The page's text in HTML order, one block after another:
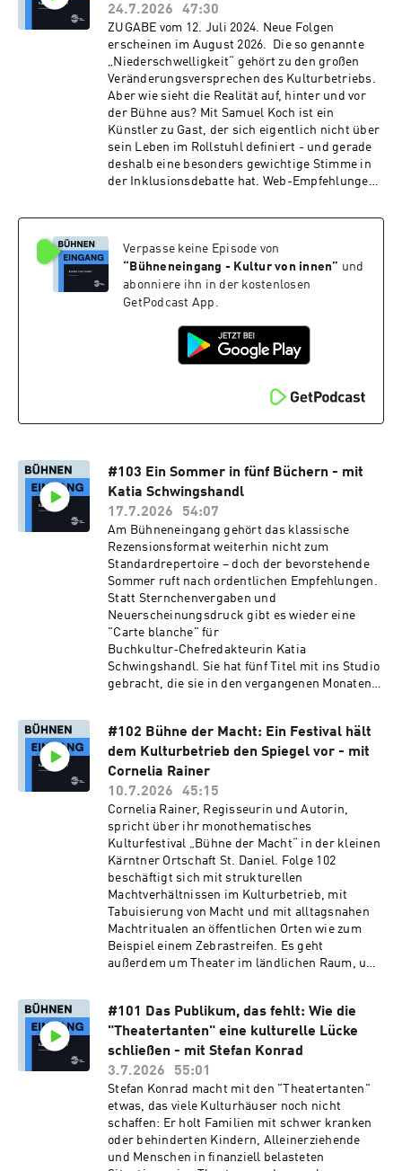
zur aktuellen Folge: Der YouTube-Kanal von
Christine Bauer-Jelinek Sie können den
Podcast "Bühneneingang" mit einer Steady-
Mitgliedschaft unterstützen.Sie haben eine
spannende Geschichte aus dem Inneren des
Kulturbetriebs? Wir freuen uns über Mails an
treffpunkt@buehneneingang.at. Alle
Nachrichten werden streng vertraulich
behandelt.Sie wollen Podcast-Werbung
buchen? Wenden Sie sich einfach an:
office@missing-
Media & Culture KvI FlexCoFirmenbuch-Nr:
679097yFirmenbuchgericht: Handelsgericht
WienBloch-Bauer-Promenade 24A-1100
WienMail:
Vermarktung: Missing Link Media
GmbHFirmenbuch-Nr:
506114kFirmenbuchgericht: Handelsgericht
24.7.2026
47:30
ZUGABE vom 12. Juli 2024. Neue Folgen
erscheinen im August 2026. Die so genannte
„Niederschwelligkeit“ gehört zu den großen
Veränderungsversprechen des Kulturbetriebs.
Aber wie sieht die Realität auf, hinter und vor
der Bühne aus? Mit Samuel Koch ist ein
Künstler zu Gast, der sich eigentlich nicht über
sein Leben im Rollstuhl definiert - und gerade
deshalb eine besonders gewichtige Stimme in
der Inklusionsdebatte hat. Web-Empfehlungen
Samuel Koch Sie können den Podcast
Mitgliedschaft unterstützen.Sie haben eine
spannende Geschichte aus dem Inneren des
Kulturbetriebs? Wir freuen uns über Mails an
treffpunkt@buehneneingang.at. Alle
behandelt.Sie wollen Podcast-Werbung
buchen? Wenden Sie sich einfach an:
link.mediaImpressumBühneneingang - Kultur
von innnenHerausgeber:Fabian
BursteinMedieninhaberin:Bühneneingang
WienBloch-Bauer-Promenade 24A-1100
WienMail:
treffpunkt@buehneneingang.atProduktion &
Vermarktung: Missing Link Media
GmbHFirmenbuch-Nr:
506114kFirmenbuchgericht: Handelsgericht
WienBelvederegasse 40/27A-1040 WienE-Mail:
office@missing-link.media
Verpasse keine Episode von
“ Bühneneingang - Kultur von innen” und
abonniere ihn in der kostenlosen
GetPodcast App.
#103 Ein Sommer in fünf Büchern - mit
Katia Schwingshandl
17.7.2026
54:07
Am Bühneneingang gehört das klassische
Rezensionsformat weiterhin nicht zum
Standardrepertoire – doch der bevorstehende
Sommer ruft nach ordentlichen Empfehlungen.
Statt Sternchenvergaben und
Neuerscheinungsdruck gibt es wieder eine
"Carte blanche" für
Buchkultur‑Chefredakteurin Katia
Schwingshandl. Sie hat fünf Titel mit ins Studio
gebracht, die sie in den vergangenen Monaten
über den Blick einer Literaturjournalistin, die
lieber über subjektive Erfahrungen und
gesellschaftliche Zusammenhänge spricht, als
über Verkaufszahlen und Hypes. Empfehlung
zur aktuellen Folge: Website des Magazin
"Buchkultur". Ende August erscheint das neue
Heft. Liebe im Transit: 15 Annäherungen.
Herausgegeben von Tex Rubinowitz. Mi Texten
von Katia Schwingshandl, Anna Felnhofer, Max
Goldt, Elias Hirschl uvm. Sie können den
Podcast "Bühneneingang" mit einer Steady-
Mitgliedschaft unterstützen.Sie haben eine
spannende Geschichte aus dem Inneren des
Kulturbetriebs? Wir freuen uns über Mails an
behandelt.Sie wollen Podcast-Werbung
buchen? Wenden Sie sich einfach an:
office@missing-
von innnenHerausgeber:Fabian
BursteinMedieninhaberin:Bühneneingang
Media & Culture KvI FlexCoFirmenbuch-Nr:
679097yFirmenbuchgericht: Handelsgericht
WienBloch-Bauer-Promenade 24A-1100
WienMail:
#102 Bühne der Macht: Ein Festival hält
dem Kulturbetrieb den Spiegel vor - mit
Cornelia Rainer
10.7.2026
45:15
Cornelia Rainer, Regisseurin und Autorin,
spricht über ihr monothematisches
Kulturfestival „Bühne der Macht“ in der kleinen
Kärntner Ortschaft St. Daniel. Folge 102
beschäftigt sich mit strukturellen
Machtverhältnissen im Kulturbetrieb, mit
Tabuisierung von Macht und mit alltagsnahen
Machtritualen an öffentlichen Orten wie zum
Beispiel einem Zebrastreifen. Es geht
außerdem um Theater im ländlichen Raum, um
Philosophie und um die Frage, wie sich
Netzwerke rund um das Thema
Machtkompetenz-Vermittlung formieren
könnten. Web-Empfehlung zur aktuellen Folge:
Website des Festivals "Bühne der Macht" Sie
können den Podcast "Bühneneingang" mit einer
Steady-Mitgliedschaft unterstützen.Sie haben
eine spannende Geschichte aus dem Inneren
des Kulturbetriebs? Wir freuen uns über Mails
#101 Das Publikum, das fehlt: Wie die
"Theatertanten" eine kulturelle Lücke
schließen - mit Stefan Konrad
3.7.2026
55:01
Stefan Konrad macht mit den "Theatertanten"
etwas, das viele Kulturhäuser noch nicht
schaffen: Er holt Familien mit schwer kranken
oder behinderten Kindern, Alleinerziehende
und Menschen in finanziell belasteten